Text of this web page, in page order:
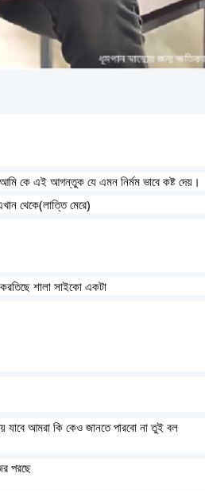
কে এই আগন্তুক যে এমন নির্মম ভাবে কষ্ট দেয়।
থেকে(লাত্তি মেরে)
শালা সাইকো একটা
যাবে আমরা কি কেও জানতে পারবো না তুই বল
পরছে